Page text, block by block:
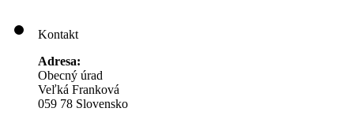
Kontakt
Adresa:
Obecný úrad
Veľká Franková
059 78 Slovensko